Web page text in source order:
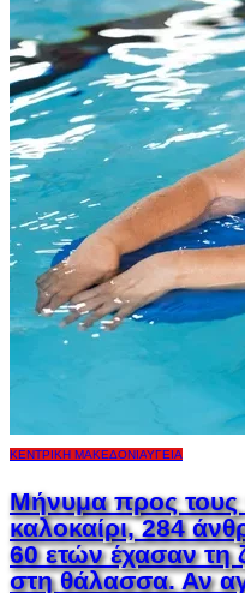
ΚΕΝΤΡΙΚΉ ΜΑΚΕΔΟΝΊΑΥΓΕΊΑ
Μήνυμα προς τους
καλοκαίρι, 284
60 ετών έχασαν
στη θάλασσα. Αν